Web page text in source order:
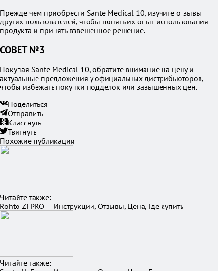
Прежде чем приобрести Sante Medical 10, изучите отзывы
других пользователей, чтобы понять их опыт использования
продукта и принять взвешенное решение.
СОВЕТ №3
Покупая Sante Medical 10, обратите внимание на цену и
актуальные предложения у официальных дистрибьюторов,
чтобы избежать покупки подделок или завышенных цен.
Поделиться
Отправить
Класснуть
Твитнуть
Похожие публикации
Читайте также:
Rohto Zi PRO — Инструкции, Отзывы, Цена, Где купить
Читайте также: